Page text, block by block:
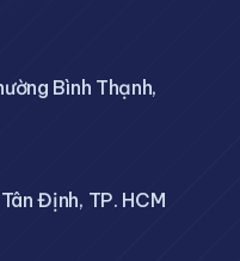
Bình Thạnh,
Định, TP. HCM